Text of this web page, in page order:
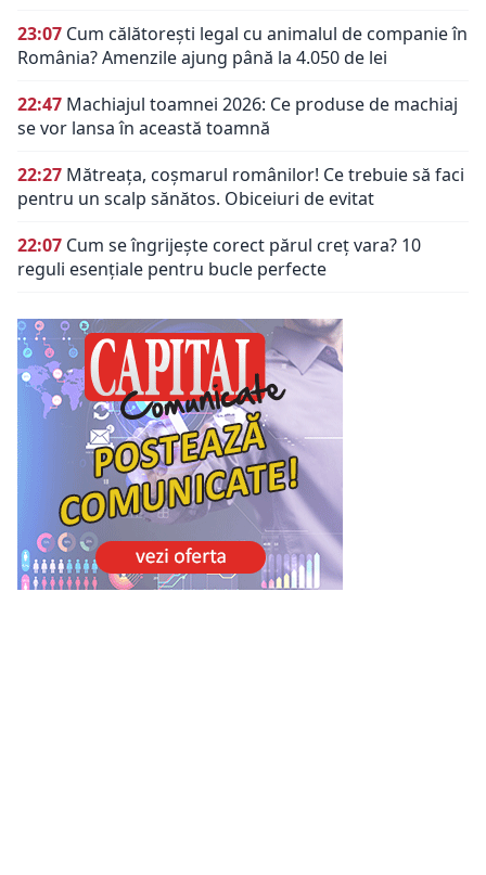
23:07 Cum călătorești legal cu animalul de companie în
România? Amenzile ajung până la 4.050 de lei
22:47 Machiajul toamnei 2026: Ce produse de machiaj
se vor lansa în această toamnă
22:27 Mătreața, coșmarul românilor! Ce trebuie să faci
pentru un scalp sănătos. Obiceiuri de evitat
22:07 Cum se îngrijește corect părul creț vara? 10
reguli esențiale pentru bucle perfecte